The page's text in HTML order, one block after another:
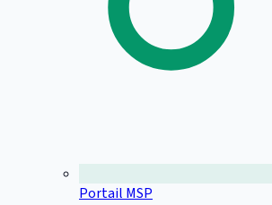
Portail MSP